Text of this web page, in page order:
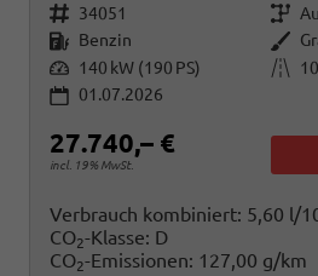
Fahrzeugnr. 34051 Getriebe
Kraftstoff Benzin Außenfarbe
Leistung 140 kW (190 PS) Kilometerstand
01.07.2026
27.740,– €
incl. 19% MwSt.
Verbrauch kombiniert: 5,60 l/
CO2-Klasse: D
CO2-Emissionen: 127,00 g/km